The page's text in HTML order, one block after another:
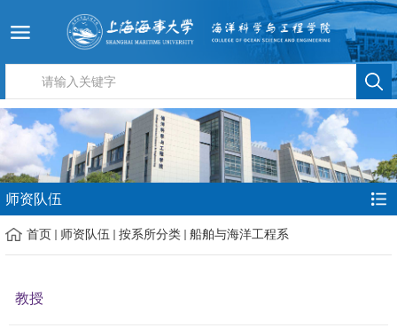
师资队伍
首页 师资队伍 按系所分类 船舶与海洋工程系
教授